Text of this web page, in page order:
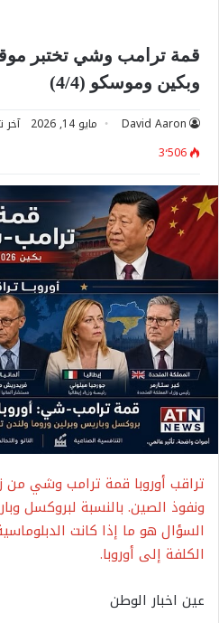
قمة ترامب وشي تختبر
وبكين وموسكو (4/4)
David Aaron مايو 14, 2026 آخر
3٬506
تراقب أوروبا قمة ترامب وشي من
ونفوذ الصين. بالنسبة لبروكسل
السؤال هو ما إذا كانت
الكلفة إلى أوروبا.
عين اخبار الوطن